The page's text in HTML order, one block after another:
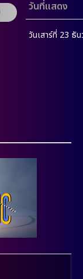
วันที่แสดง
วันเสาร์ที่ 23 ธั